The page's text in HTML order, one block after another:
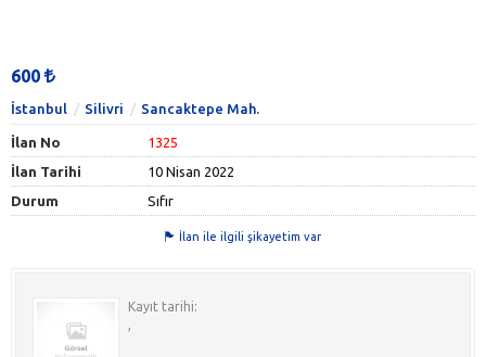
600
İstanbul Silivri Sancaktepe Mah.
İlan No
1325
İlan Tarihi
10 Nisan 2022
Durum
Sıfır
İlan ile ilgili şikayetim var
Kayıt tarihi:
,